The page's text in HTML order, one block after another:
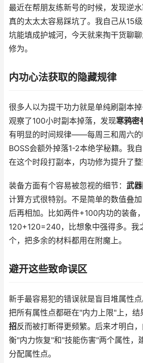
最近在帮朋友练新号的时候，发现逆
真的太太太容易踩坑了。我自己从15
坑能填成护城河，今天就来掏干货聊
修为。
内功心法获取的隐藏规律
很多人以为提干功力就是单纯刷副本
观察了100小时副本掉落，发现寒鸦密
有明显的时间规律——每周三和周六的
BOSS会额外掉落1-2本绝学秘籍。我
在这个时段打副本，内功修为提升了整
装备方面有个容易被忽视的细节： 武
计算方式很特别。不是简单的数值叠
后再相加。比如两件+100内功的装备
120+120=240，比想象中强得多。我
个，把多余的材料都用在附魔上。
避开这些致命误区
新手最容易犯的错误就是盲目堆属性点
把所有属性点都砸在"内力上限"上，结
招反而被打断得更频繁。后来才明白
衡"内力恢复"和"技能伤害"两个属性，
分配属性点。